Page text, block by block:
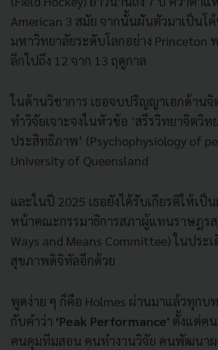
American 3 สมัย จากนั้นผันตัวมาเป็นโ
มหาวิทยาลัยระดับโลกอย่าง Princeton
ลีกไปถึง 12 จาก 13 ฤดูกาล
ในด้านวิชาการ เธอจบปริญญาเอกด้านจิ
ทำวิจัยเจาะจงในหัวข้อ ‘สรีรวิทยาจิตวิท
ประสิทธิภาพ’ (Psychophysiology of
University of Queensland
และในปี 2025 เธอยังได้รับเกียรติให้เป็
หน้าคณะกรรมาธิการสภาผู้แทนราษฎรส
Ways and Means Committee) ในประ
สุขภาพดิจิทัลอีกด้วย
พูดง่าย ๆ ก็คือ Holmes ผ่านมาแล้วทุกบ
กับคำว่า ‘Peak Performance' ตั้งแต่ค
คนคุมทีมสอน คนทำงานวิจัย คนพัฒนา